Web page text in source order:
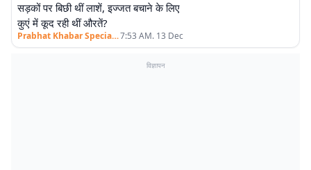
सड़कों पर बिछी थीं लाशें, इज्जत बचाने के लिए
कुएं में कूद रही थीं औरतें?
Prabhat Khabar Special>7:53 AM. 13 Dec
विज्ञापन